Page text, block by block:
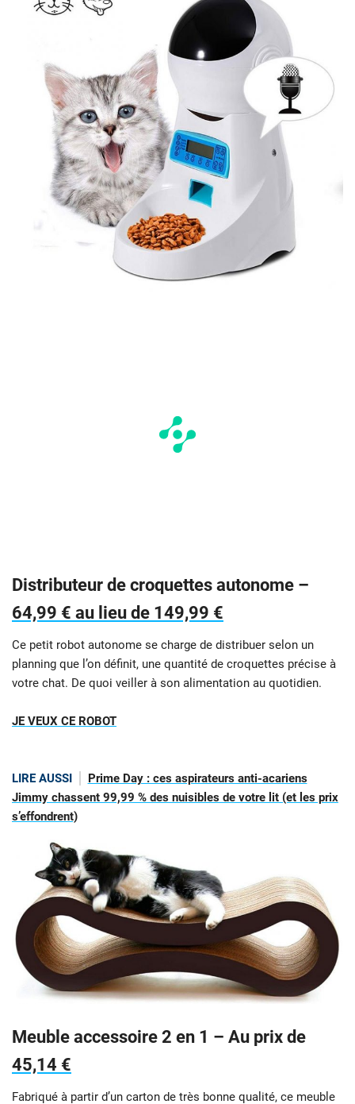
Distributeur de croquettes autonome –
64,99 € au lieu de 149,99 €
Ce petit robot autonome se charge de distribuer selon un
planning que l’on définit, une quantité de croquettes précise à
votre chat. De quoi veiller à son alimentation au quotidien.
JE VEUX CE ROBOT
LIRE AUSSI
Prime Day : ces aspirateurs anti-acariens
Jimmy chassent 99,99 % des nuisibles de votre lit (et les prix
s’effondrent)
Meuble accessoire 2 en 1 – Au prix de
45,14 €
Fabriqué à partir d’un carton de très bonne qualité, ce meuble